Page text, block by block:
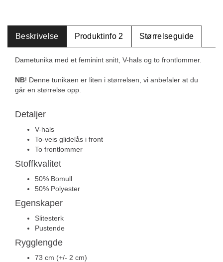
Beskrivelse Produktinfo 2 Størrelseguide
Dametunika med et feminint snitt, V-hals og to frontlommer.
NB! Denne tunikaen er liten i størrelsen, vi anbefaler at du
går en størrelse opp.
Detaljer
V-hals
To-veis glidelås i front
To frontlommer
Stoffkvalitet
50% Bomull
50% Polyester
Egenskaper
Slitesterk
Pustende
Rygglengde
73 cm (+/- 2 cm)